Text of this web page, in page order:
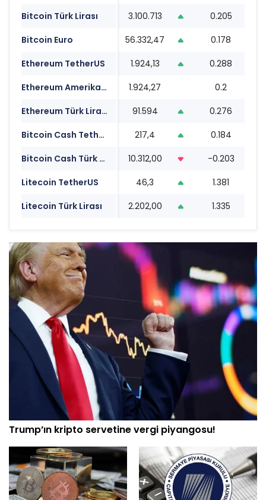
Bitcoin Türk Lirası
3.100.713 0.205
Bitcoin Euro
56.332,47 0.178
Ethereum TetherUS
1.924,13 0.288
Ethereum Amerikan Doları
1.924,27 0.2
Ethereum Türk Lirası
91.594 0.276
Bitcoin Cash TetherUS
217,4 0.184
Bitcoin Cash Türk Lirası
10.312,00 -0.203
Litecoin TetherUS
46,3 1.381
Litecoin Türk Lirası
2.202,00 1.335
Trump’ın kripto servetine vergi piyangosu!